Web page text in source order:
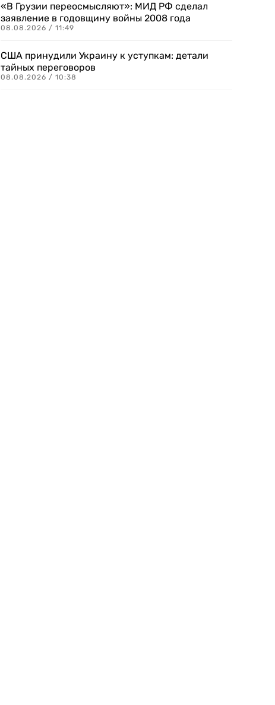
«В Грузии переосмысляют»: МИД РФ сделал
заявление в годовщину войны 2008 года
08.08.2026 / 11:49
США принудили Украину к уступкам: детали
тайных переговоров
08.08.2026 / 10:38